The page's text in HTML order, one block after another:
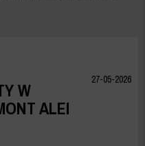
27-05-2026
W
ALEI